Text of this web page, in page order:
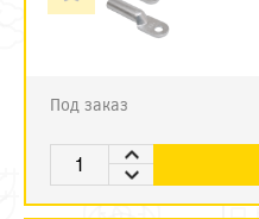
Под заказ